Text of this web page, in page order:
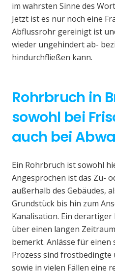
im wahrsten Sinne des
Jetzt ist es nur noch eine
Abflussrohr gereinigt ist
wieder ungehindert ab-
hindurchfließen kann.
Rohrbruch in
sowohl bei
auch bei
Ein Rohrbruch ist sowohl
Angesprochen ist das Zu-
außerhalb des Gebäudes,
Grundstück bis hin zum
Kanalisation. Ein
über einen langen
bemerkt. Anlässe für einen
Prozess sind frostbedingte
sowie in vielen Fällen eine